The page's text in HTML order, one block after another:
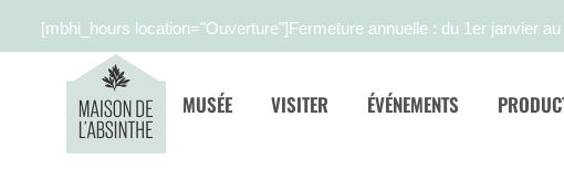
[mbhi_hours location="Ouverture"]Fermeture annuelle : du 1er janvier
MUSÉE VISITER ÉVÉNEMENTS